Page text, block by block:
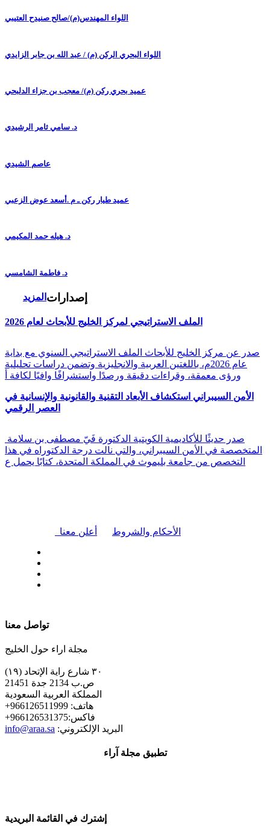
اللواء المهندس(م)/صالح صنيدح العتيبي
اللواء البحري الركن (م) / عبد الله بن جابر الزايدي
عميد بحري ركن (م)/ معجب بن جزاء الدلبحي
د. سامي ثامر الرشيدي
عاصم الشيدي
عميد طيار ركن ـ م .أسعد عوض الزعبي
د. هيله حمد المكيمي
د. فاطمة الشامسي
المزيد إصدارات
الملف الاستراتيجي لمركز الخليج للأبحاث لعام 2026
صدر عن مركز الخليج للأبحاث الملف الاستراتيجي السنوي مع بداية
عام 2026م، باللغتين العربية والانجليزية وتضمن دراسات تحليلية
ورؤى معمقة، وقراءات دقيقة ورصدًا واستشرافًا وافيًا لكافة أ
الأمن السيبراني استكشاف الأبعاد التقنية والقانونية والإنسانية في
العصر الرقمي
المتخصصة في الأمن السيبراني، والتي نالت درجة الدكتوراه في هذا
التخصص من جامعة بليموث في المملكة المتحدة، كتابًا يحمل ع
أعلن معنا الأحكام والشروط
تواصل معنا
مجلة اراء حول الخليج
٣٠ شارع راية الإتحاد (١٩)
ص.ب 2134 جدة 21451
المملكة العربية السعودية
+هاتف: 966126511999
+فاكس:966126531375
info@araa.sa :البريد الإلكتروني
تطبيق مجلة آراء
إشترك في القائمة البريدية